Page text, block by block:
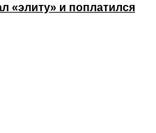
«элиту» и поплатился